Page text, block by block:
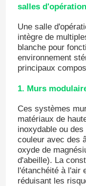
salles
Une salle
intègre de
blanche pour
environnement
principaux
1. Murs
Ces systèmes
matériaux de
inoxydable ou
couleur avec des
oxyde de
d'abeille). La
l'étanchéité à l'air
réduisant les